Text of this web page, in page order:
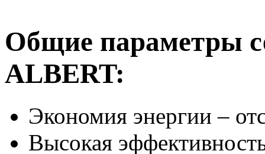
Общие параметры
ALBERT:
Экономия энергии –
Высокая